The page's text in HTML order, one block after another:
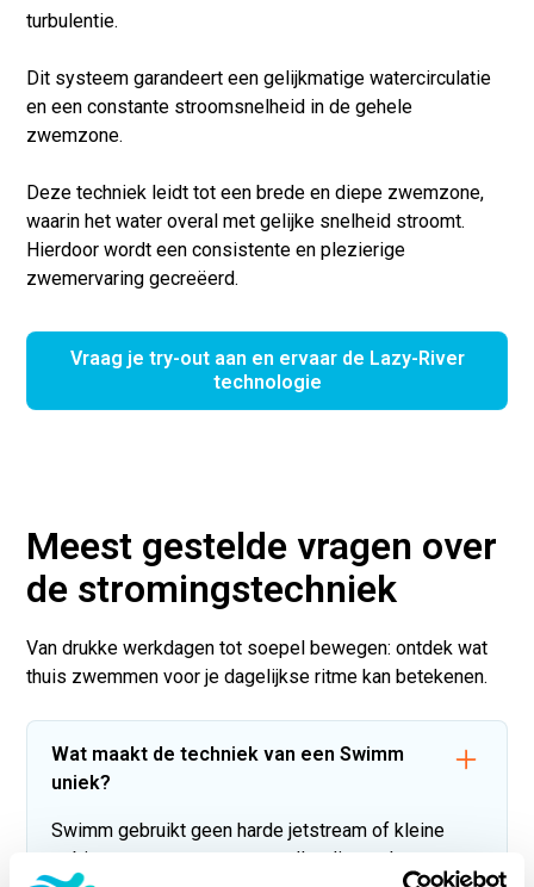
turbulentie.
Dit systeem garandeert een gelijkmatige watercirculatie
en een constante stroomsnelheid in de gehele
zwemzone.
Deze techniek leidt tot een brede en diepe zwemzone,
waarin het water overal met gelijke snelheid stroomt.
Hierdoor wordt een consistente en plezierige
zwemervaring gecreëerd.
Vraag je try-out aan en ervaar de Lazy-River
technologie
Meest gestelde vragen over
de stromingstechniek
Van drukke werkdagen tot soepel bewegen: ontdek wat
thuis zwemmen voor je dagelijkse ritme kan betekenen.
Wat maakt de techniek van een Swimm
uniek?
Swimm gebruikt geen harde jetstream of kleine
turbine, maar een grote propeller die veel water op